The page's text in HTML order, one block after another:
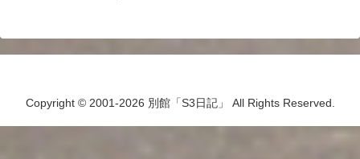
Copyright © 2001-2026 別館「S3日記」 All Rights Reserved.